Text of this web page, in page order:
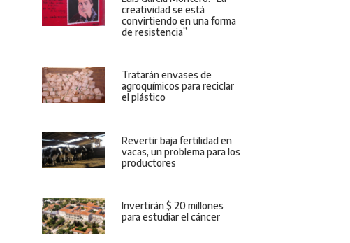
creatividad se está
convirtiendo en una forma
de resistencia”
Tratarán envases de
agroquímicos para reciclar
el plástico
Revertir baja fertilidad en
vacas, un problema para los
productores
Invertirán $ 20 millones
para estudiar el cáncer